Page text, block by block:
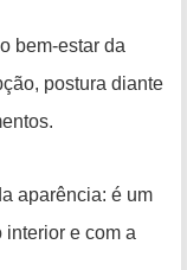
bem-estar da
postura diante
aparência: é um
interior e com a